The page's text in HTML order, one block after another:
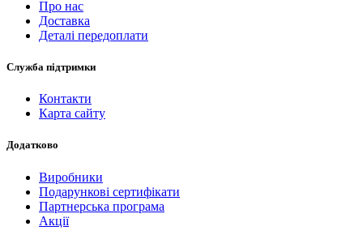
Про нас
Доставка
Деталі передоплати
Служба підтримки
Контакти
Карта сайту
Додатково
Виробники
Подарункові сертифікати
Партнерська програма
Акції